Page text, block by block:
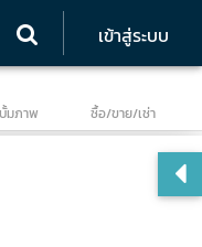
เข้าสู่ระบบ
มภาพ ซื้อ/ขาย/เช่า
ซี